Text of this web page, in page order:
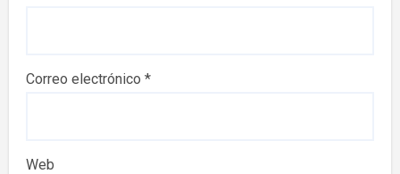
Correo electrónico *
Web